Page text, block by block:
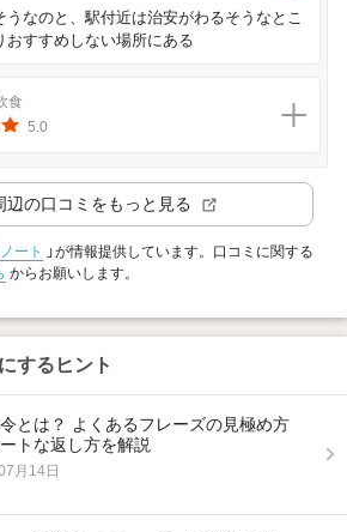
うなのと、駅付近は治安がわるそうなとこ
おすすめしない場所にある
食
5.0
辺の口コミをもっと見る
ート
」が情報提供しています。口コミに関する
からお願いします。
するヒント
とは？ よくあるフレーズの見極め方
トな返し方を解説
月14日